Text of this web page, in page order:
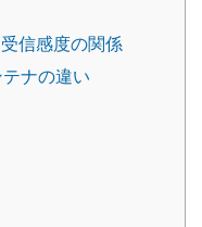
信感度の関係
ナの違い